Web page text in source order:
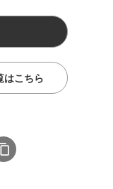
はこちら